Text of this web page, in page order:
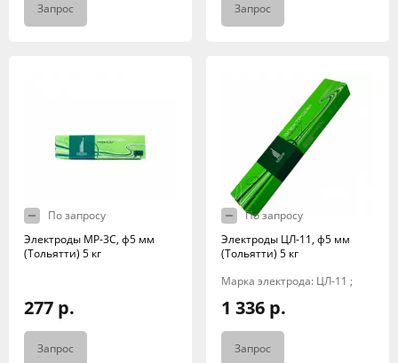
Запрос Запрос
По запросу
Электроды МР-3С, ф5 мм
(Тольятти) 5 кг
277 р.
Запрос
По запросу
Электроды ЦЛ-11, ф5 мм
(Тольятти) 5 кг
Марка электрода: ЦЛ-11 ;
1 336 р.
Запрос